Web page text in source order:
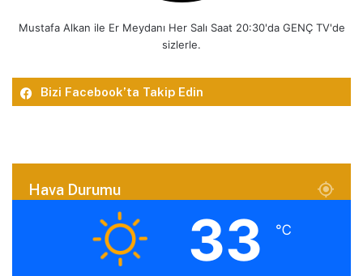
Mustafa Alkan ile Er Meydanı Her Salı Saat 20:30'da GENÇ TV'de
sizlerle.
Bizi Facebook’ta Takip Edin
Hava Durumu
33 ℃